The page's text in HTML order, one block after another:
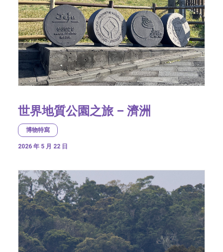
世界地質公園之旅 – 濟洲
博物特寫
2026 年 5 月 22 日